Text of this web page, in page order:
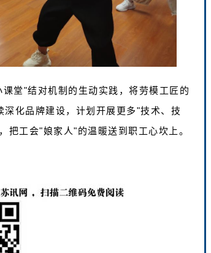
堂"结对机制的生动实践，将劳模工匠的
化品牌建设，计划开展更多"技术、技
把工会"娘家人"的温暖送到职工心坎上。